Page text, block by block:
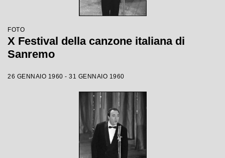
FOTO
X Festival della canzone italiana di
Sanremo
26 GENNAIO 1960 - 31 GENNAIO 1960